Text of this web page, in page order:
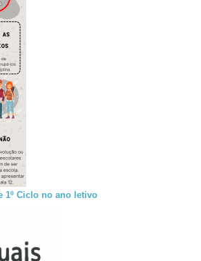
1º Ciclo no ano letivo